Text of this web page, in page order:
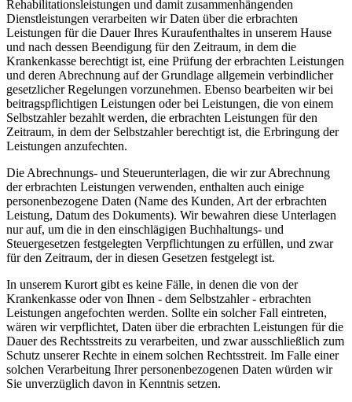
Rehabilitationsleistungen und damit zusammenhängenden
Dienstleistungen verarbeiten wir Daten über die erbrachten
Leistungen für die Dauer Ihres Kuraufenthaltes in unserem Hause
und nach dessen Beendigung für den Zeitraum, in dem die
Krankenkasse berechtigt ist, eine Prüfung der erbrachten Leistungen
und deren Abrechnung auf der Grundlage allgemein verbindlicher
gesetzlicher Regelungen vorzunehmen. Ebenso bearbeiten wir bei
beitragspflichtigen Leistungen oder bei Leistungen, die von einem
Selbstzahler bezahlt werden, die erbrachten Leistungen für den
Zeitraum, in dem der Selbstzahler berechtigt ist, die Erbringung der
Leistungen anzufechten.
Die Abrechnungs- und Steuerunterlagen, die wir zur Abrechnung
der erbrachten Leistungen verwenden, enthalten auch einige
personenbezogene Daten (Name des Kunden, Art der erbrachten
Leistung, Datum des Dokuments). Wir bewahren diese Unterlagen
nur auf, um die in den einschlägigen Buchhaltungs- und
Steuergesetzen festgelegten Verpflichtungen zu erfüllen, und zwar
für den Zeitraum, der in diesen Gesetzen festgelegt ist.
In unserem Kurort gibt es keine Fälle, in denen die von der
Krankenkasse oder von Ihnen - dem Selbstzahler - erbrachten
Leistungen angefochten werden. Sollte ein solcher Fall eintreten,
wären wir verpflichtet, Daten über die erbrachten Leistungen für die
Dauer des Rechtsstreits zu verarbeiten, und zwar ausschließlich zum
Schutz unserer Rechte in einem solchen Rechtsstreit. Im Falle einer
solchen Verarbeitung Ihrer personenbezogenen Daten würden wir
Sie unverzüglich davon in Kenntnis setzen.